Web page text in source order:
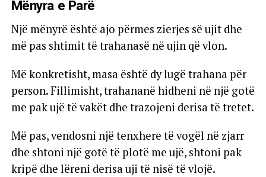
Mënyra e Parë
Një mënyrë është ajo përmes zierjes së ujit dhe
më pas shtimit të trahanasë në ujin që vlon.
Më konkretisht, masa është dy lugë trahana për
person. Fillimisht, trahananë hidheni në një gotë
me pak ujë të vakët dhe trazojeni derisa të tretet.
Më pas, vendosni një tenxhere të vogël në zjarr
dhe shtoni një gotë të plotë me ujë, shtoni pak
kripë dhe lëreni derisa uji të nisë të vlojë.